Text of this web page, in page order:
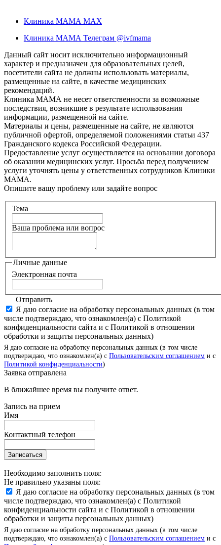
Клиника МАМА MAX
Клиника МАМА Телеграм @ivfmama
Данный сайт носит исключительно информационный
характер и предназначен для образовательных целей,
посетители сайта не должны использовать материалы,
размещенные на сайте, в качестве медицинских
рекомендаций.
Клиника МАМА не несет ответственности за возможные
последствия, возникшие в результате использования
информации, размещенной на сайте.
Материалы и цены, размещенные на сайте, не являются
публичной офертой, определяемой положениями статьи 437
Гражданского кодекса Российской Федерации.
Предоставление услуг осуществляется на основании договора
об оказании медицинских услуг. Просьба перед получением
услуги уточнять цены у ответственных сотрудников Клиники
МАМА.
Опишите вашу проблему или задайте вопрос
Тема
Ваша проблема или вопрос
Личные данные
Электронная почта
Отправить
Я даю согласие на обработку персональных данных (в том
числе подтверждаю, что ознакомлен(а) с Политикой
конфиденциальности сайта и с Политикой в отношении
обработки и защиты персональных данных)
Я даю согласие на обработку персональных данных (в том числе
подтверждаю, что ознакомлен(а) с Пользовательским соглашением и с
Политикой конфиденциальности)
Заявка отправлена
В ближайшее время вы получите ответ.
Запись на прием
Имя
Контактный телефон
Записаться
Необходимо заполнить поля:
Не правильно указаны поля:
Я даю согласие на обработку персональных данных (в том
числе подтверждаю, что ознакомлен(а) с Политикой
конфиденциальности сайта и с Политикой в отношении
обработки и защиты персональных данных)
Я даю согласие на обработку персональных данных (в том числе
подтверждаю, что ознакомлен(а) с Пользовательским соглашением и с